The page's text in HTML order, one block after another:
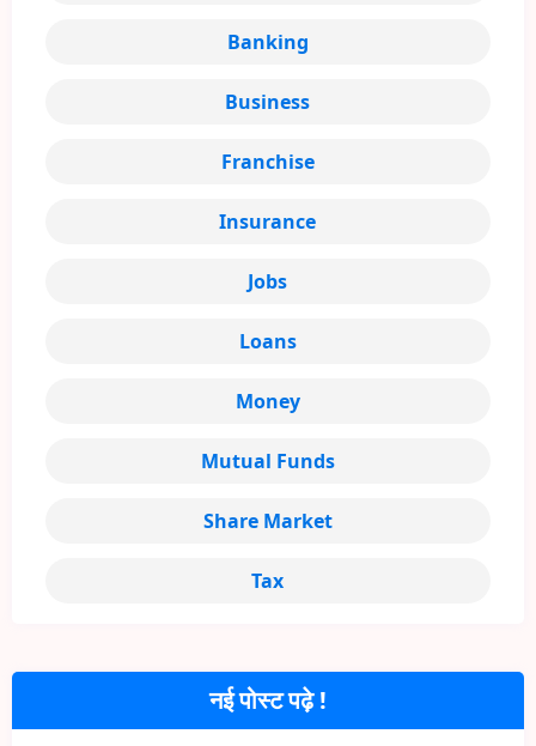
नई पोस्ट पढ़े !
Banking
Business
Franchise
Insurance
Jobs
Loans
Money
Mutual Funds
Share Market
Tax